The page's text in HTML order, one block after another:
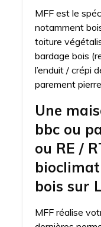
MFF est le
notamment
toiture
bardage bois
l’enduit / crépi
parement
Une
bbc ou
ou RE /
bois sur
MFF réalise